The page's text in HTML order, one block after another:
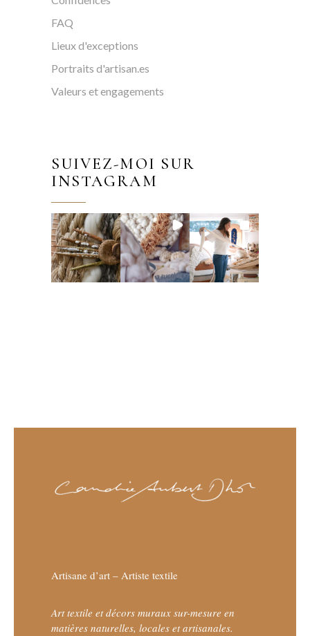
FAQ
Lieux d'exceptions
Portraits d'artisan.es
Valeurs et engagements
SUIVEZ-MOI SUR
INSTAGRAM
Artisane d’art – Artiste textile
Art textile et décors muraux sur-mesure en
matières naturelles, locales et artisanales.